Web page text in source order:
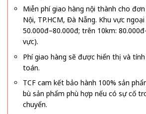
Miễn phí giao hàng nội thành cho
Nội, TP.HCM, Đà Nẵng. Khu vực
50.000đ–80.000đ; trên 10km:
vực).
Phí giao hàng sẽ được hiển thị và
toán.
TCF cam kết bảo hành 100% sản
bù sản phẩm phù hợp nếu có sự cố
chuyển.